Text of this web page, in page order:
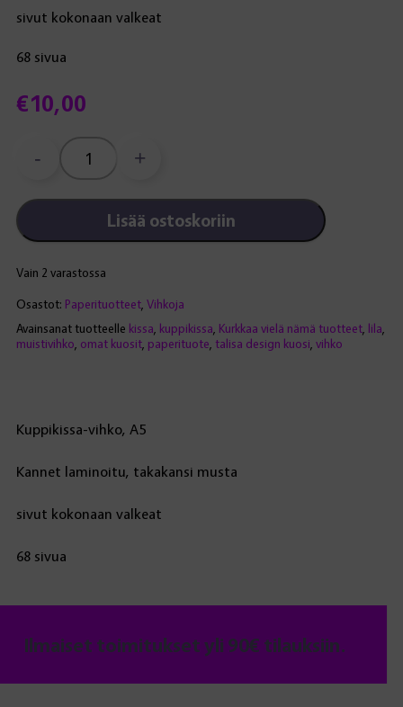
€10,00
sivut kokonaan valkeat
68 sivua
Vain 2 varastossa
-
A5,
laminoidut
kannet
määrä
+
Lisää ostoskoriin
Osastot: Paperituotteet, Vihkoja
Avainsanat tuotteelle kissa kuppikissa Kurkkaa vielä nämä tuotteet, lila
muistivihko omat kuosit, paperituote talisa design kuosi vihko
Kuppikissa-vihko, A5
Kannet laminoitu, takakansi musta
sivut kokonaan valkeat
68 sivua
Ilmaiset toimitukset yli 90€ tilauksiin.